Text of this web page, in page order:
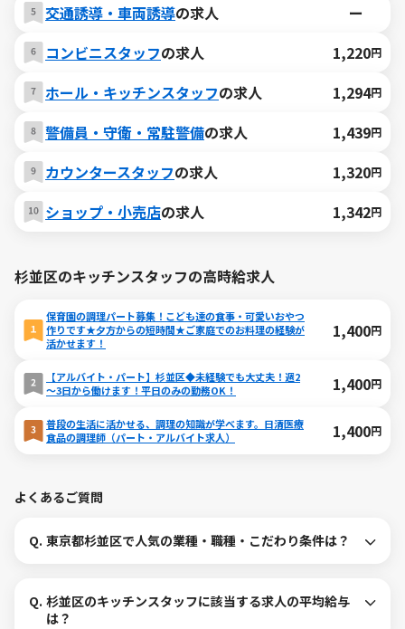
交通誘導・車両誘導の求人
ー
コンビニスタッフの求人 1,220円
ホール・キッチンスタッフの求人 1,294円
警備員・守衛・常駐警備の求人 1,439円
カウンタースタッフの求人 1,320円
ショップ・小売店の求人 1,342円
杉並区のキッチンスタッフの高時給求人
保育園の調理パート募集！こども達の食事・可愛いおやつ
作りです★夕方からの短時間★ご家庭でのお料理の経験が
活かせます！
1,400円
【アルバイト・パート】杉並区◆未経験でも大丈夫！週2
～3日から働けます！平日のみの勤務OK！
1,400円
普段の生活に活かせる、調理の知識が学べます。日清医療
食品の調理師（パート・アルバイト求人）
1,400円
よくあるご質問
Q. 東京都杉並区で人気の業種・職種・こだわり条件は？
Q. 杉並区のキッチンスタッフに該当する求人の平均給与
は？